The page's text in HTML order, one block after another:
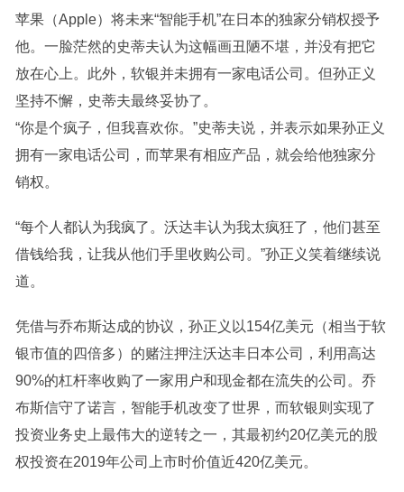
苹果（Apple）将未来“智能手机”在日本的独家分销权授予
他。一脸茫然的史蒂夫认为这幅画丑陋不堪，并没有把它
放在心上。此外，软银并未拥有一家电话公司。但孙正义
坚持不懈，史蒂夫最终妥协了。
“你是个疯子，但我喜欢你。”史蒂夫说，并表示如果孙正义
拥有一家电话公司，而苹果有相应产品，就会给他独家分
销权。
“每个人都认为我疯了。沃达丰认为我太疯狂了，他们甚至
借钱给我，让我从他们手里收购公司。”孙正义笑着继续说
道。
凭借与乔布斯达成的协议，孙正义以154亿美元（相当于软
银市值的四倍多）的赌注押注沃达丰日本公司，利用高达
90%的杠杆率收购了一家用户和现金都在流失的公司。乔
布斯信守了诺言，智能手机改变了世界，而软银则实现了
投资业务史上最伟大的逆转之一，其最初约20亿美元的股
权投资在2019年公司上市时价值近420亿美元。